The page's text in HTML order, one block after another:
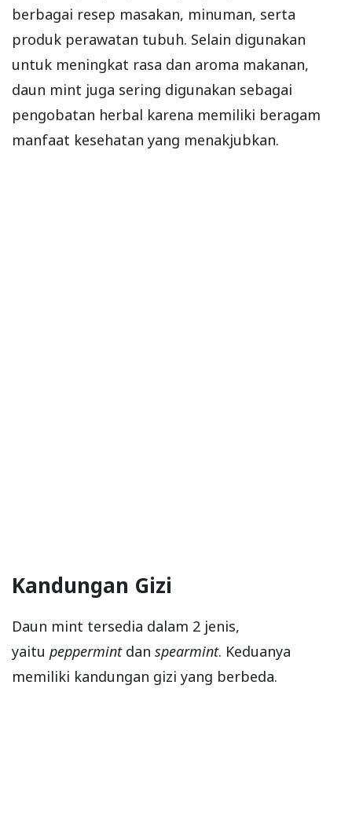
berbagai resep masakan, minuman, serta
produk perawatan tubuh. Selain digunakan
untuk meningkat rasa dan aroma makanan,
daun mint juga sering digunakan sebagai
pengobatan herbal karena memiliki beragam
manfaat kesehatan yang menakjubkan.
Kandungan Gizi
Daun mint tersedia dalam 2 jenis,
yaitu peppermintdan spearmint. Keduanya
memiliki kandungan gizi yang berbeda.